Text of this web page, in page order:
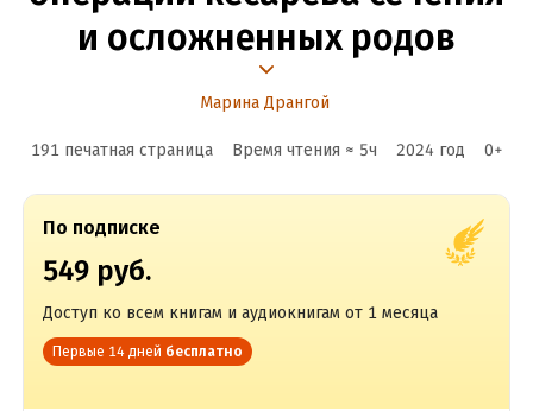
и осложненных родов
Марина Дрангой
191 печатная страница Время чтения ≈ 5ч 2024 год 0+
По подписке
549 руб.
Доступ ко всем книгам и аудиокнигам от 1 месяца
Первые 14 дней бесплатно